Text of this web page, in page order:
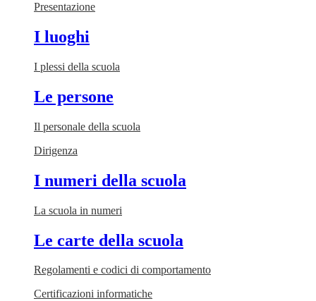
Presentazione
I luoghi
I plessi della scuola
Le persone
Il personale della scuola
Dirigenza
I numeri della scuola
La scuola in numeri
Le carte della scuola
Regolamenti e codici di comportamento
Certificazioni informatiche